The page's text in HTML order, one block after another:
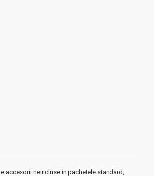
accesorii neincluse in pachetele standard,